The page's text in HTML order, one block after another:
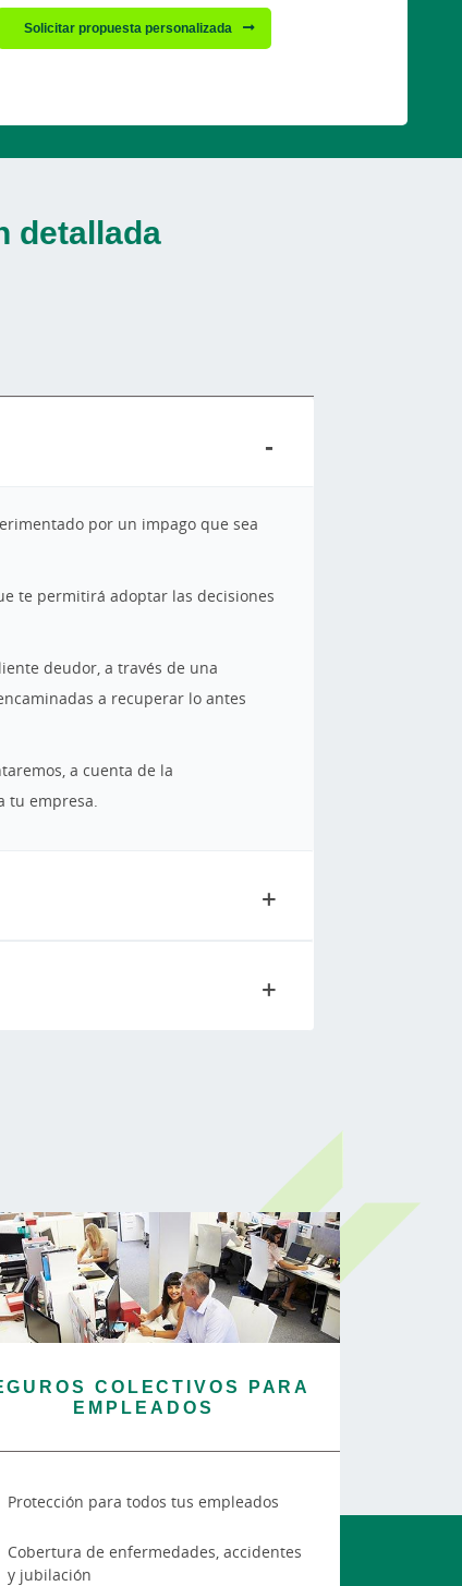
Solicitar propuesta personalizada
detallada
por un impago que sea
te permitirá adoptar las decisiones
deudor, a través de una
a recuperar lo antes
a cuenta de la
tu empresa.
COLECTIVOS PARA
EMPLEADOS
Protección para todos tus empleados
Cobertura de enfermedades, accidentes
y jubilación